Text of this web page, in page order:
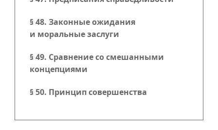
§ 48. Законные ожидания
и моральные заслуги
§ 49. Сравнение со смешанными
концепциями
§ 50. Принцип совершенства